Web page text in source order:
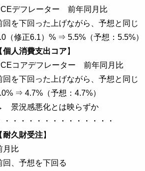
デフレーター 前年同月比
回を下回った上げながら、予想と同じ
（修正6.1）% ⇒ 5.5%（予想：5.5%）
個人消費支出コア】
コアデフレーター 前年同月比
回を下回った上げながら、予想と同じ
⇒ 4.7%（予想：4.7%）
景況感悪化とは映らずか
・・・・・・・・・・・・・・
耐久財受注】
月比
回、予想を下回る